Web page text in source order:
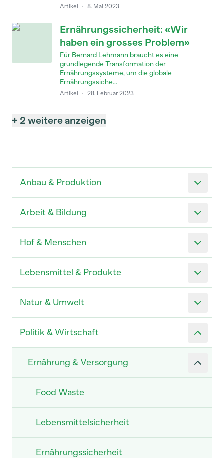
Anbau & Produktion
Arbeit & Bildung
Hof & Menschen
Lebensmittel & Produkte
Natur & Umwelt
Politik & Wirtschaft
Ernährung & Versorgung
Food Waste
Lebensmittelsicherheit
Ernährungssicherheit
Artikel · 8. Mai 2023
Ernährungssicherheit: «Wir
haben ein grosses Problem»
Für Bernard Lehmann braucht es eine
grundlegende Transformation der
Ernährungssysteme, um die globale
Ernährungssiche...
Artikel · 28. Februar 2023
+ 2 weitere anzeigen